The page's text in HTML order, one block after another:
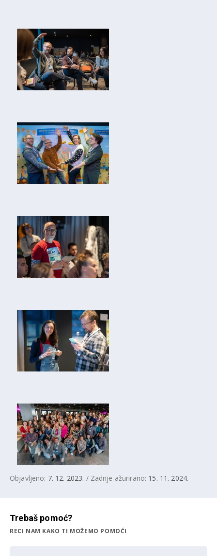
Objavljeno: 7. 12. 2023. / Zadnje ažurirano: 15. 11. 2024.
Trebaš pomoć?
RECI NAM KAKO TI MOŽEMO POMOĆI